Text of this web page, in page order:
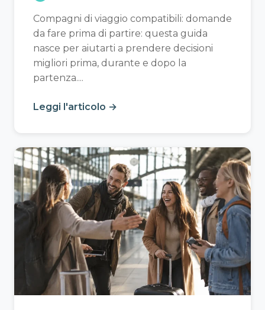
Compagni di viaggio compatibili: domande
da fare prima di partire: questa guida
nasce per aiutarti a prendere decisioni
migliori prima, durante e dopo la
partenza....
Leggi l'articolo →